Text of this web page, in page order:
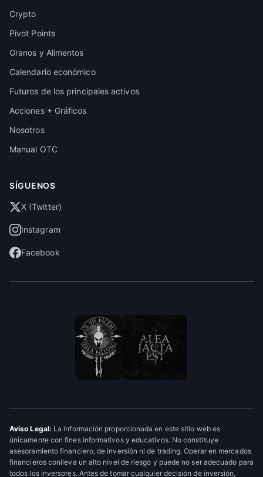
Crypto
Pivot Points
Granos y Alimentos
Calendario económico
Futuros de los principales activos
Acciones + Gráficos
Nosotros
Manual OTC
SÍGUENOS
X (Twitter)
Instagram
Facebook
Aviso Legal: La información proporcionada en este sitio web es
únicamente con fines informativos y educativos. No constituye
asesoramiento financiero, de inversión ni de trading. Operar en mercados
financieros conlleva un alto nivel de riesgo y puede no ser adecuado para
todos los inversores. Antes de tomar cualquier decisión de inversión,